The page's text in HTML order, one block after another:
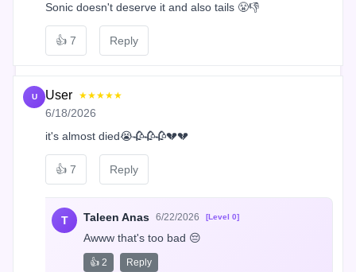
Sonic doesn't deserve it and also tails 😤👎
👍 7 Reply
U User ★★★★★
6/18/2026
it's almost died😭🥀🥀🥀💔💔
👍 7 Reply
T Taleen Anas 6/22/2026 [Level 0]
Awww that's too bad 😔
👍 2 Reply